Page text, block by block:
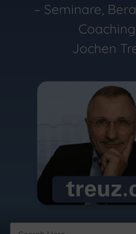
– Seminare,
Jochen